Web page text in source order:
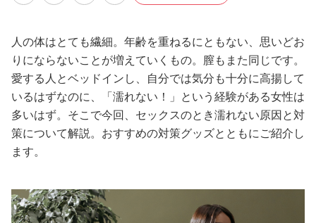
恋愛/結婚/離婚
妊娠/出産/家族
人の体はとても繊細。年齢を重ねるにともない、思いどお
りにならないことが増えていくもの。膣もまた同じです。
愛する人とベッドインし、自分では気分も十分に高揚して
いるはずなのに、「濡れない！」という経験がある女性は
多いはず。そこで今回、セックスのとき濡れない原因と対
策について解説。おすすめの対策グッズとともにご紹介し
ます。